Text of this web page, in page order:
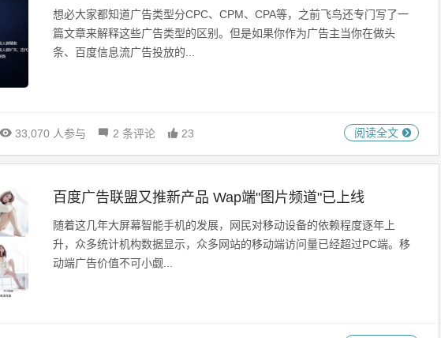
想必大家都知道广告类型分CPC、CPM、CPA等，之前飞鸟还专门写了一
篇文章来解释这些广告类型的区别。但是如果你作为广告主当你在做头
条、百度信息流广告投放的...
阅读全文
33,070 人参与 2 条评论 23
百度广告联盟又推新产品 Wap端"图片频道"已上线
随着这几年大屏幕智能手机的发展，网民对移动设备的依赖程度逐年上
升，众多统计机构数据显示，众多网站的移动端访问量已经超过PC端。移
动端广告价值不可小觑...